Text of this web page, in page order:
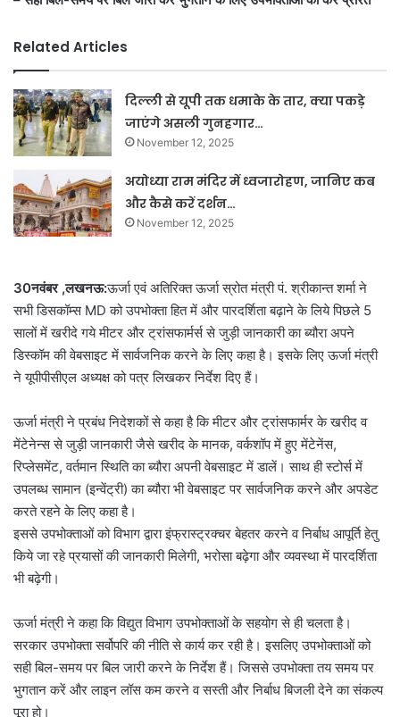
Related Articles
दिल्ली से यूपी तक धमाके के तार, क्या पकड़े
जाएंगे असली गुनहगार…
November 12, 2025
अयोध्या राम मंदिर में ध्वजारोहण, जानिए कब
और कैसे करें दर्शन…
November 12, 2025
30नवंबर ,लखनऊ:ऊर्जा एवं अतिरिक्त ऊर्जा स्रोत मंत्री पं. श्रीकान्त शर्मा ने
सभी डिसकॉम्स MD को उपभोक्ता हित में और पारदर्शिता बढ़ाने के लिये पिछले 5
सालों में खरीदे गये मीटर और ट्रांसफार्मर्स से जुड़ी जानकारी का ब्यौरा अपने
डिस्कॉम की वेबसाइट में सार्वजनिक करने के लिए कहा है। इसके लिए ऊर्जा मंत्री
ने यूपीपीसीएल अध्यक्ष को पत्र लिखकर निर्देश दिए हैं।
ऊर्जा मंत्री ने प्रबंध निदेशकों से कहा है कि मीटर और ट्रांसफार्मर के खरीद व
मेंटेनेन्स से जुड़ी जानकारी जैसे खरीद के मानक, वर्कशॉप में हुए मेंटेनेंस,
रिप्लेसमेंट, वर्तमान स्थिति का ब्यौरा अपनी वेबसाइट में डालें। साथ ही स्टोर्स में
उपलब्ध सामान (इन्वेंट्री) का ब्यौरा भी वेबसाइट पर सार्वजनिक करने और अपडेट
करते रहने के लिए कहा है।
इससे उपभोक्ताओं को विभाग द्वारा इंफ्रास्ट्रक्चर बेहतर करने व निर्बाध आपूर्ति हेतु
किये जा रहे प्रयासों की जानकारी मिलेगी, भरोसा बढ़ेगा और व्यवस्था में पारदर्शिता
भी बढ़ेगी।
ऊर्जा मंत्री ने कहा कि विद्युत विभाग उपभोक्ताओं के सहयोग से ही चलता है।
सरकार उपभोक्ता सर्वोपरि की नीति से कार्य कर रही है। इसलिए उपभोक्ताओं को
सही बिल-समय पर बिल जारी करने के निर्देश हैं। जिससे उपभोक्ता तय समय पर
भुगतान करें और लाइन लॉस कम करने व सस्ती और निर्बाध बिजली देने का संकल्प
पूरा हो।